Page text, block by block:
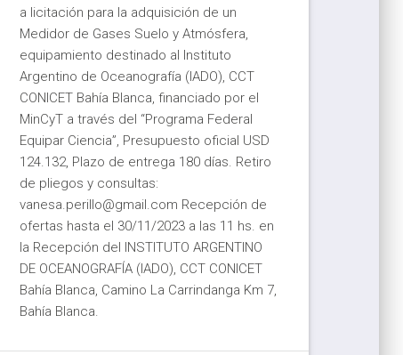
a licitación para la adquisición de un
Medidor de Gases Suelo y Atmósfera,
equipamiento destinado al Instituto
Argentino de Oceanografía (IADO), CCT
CONICET Bahía Blanca, financiado por el
MinCyT a través del “Programa Federal
Equipar Ciencia”, Presupuesto oficial USD
124.132, Plazo de entrega 180 días. Retiro
de pliegos y consultas:
vane‌sa.perillo@‍gmail.com Recepción de
ofertas hasta el 30/11/2023 a las 11 hs. en
la Recepción del INSTITUTO ARGENTINO
DE OCEANOGRAFÍA (IADO), CCT CONICET
Bahía Blanca, Camino La Carrindanga Km 7,
Bahía Blanca.